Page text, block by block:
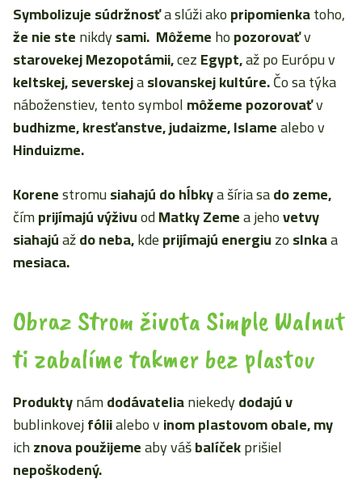
Symbolizuje súdržnosťa slúži akopripomienkatoho,
že nie stenikdysami. Môžemehopozorovaťv
starovekej Mezopotámii,cezEgypt,až po Európu v
keltskej, severskejaslovanskej kultúre.Čo sa týka
náboženstiev, tento symbolmôžeme pozorovaťv
budhizme, kresťanstve, judaizme, Islamealebo v
Hinduizme.
Korenestromusiahajú do hĺbkya šíria sado zeme,
čímprijímajú výživuodMatky Zemea jehovetvy
siahajúaždo neba,kdeprijímajú energiuzoslnkaa
mesiaca.
Obraz Strom života Simple Walnut
ti zabalíme takmer bez plastov
Produktynámdodávatelianiekedydodajúv
bublinkovejfóliialebo vinom plastovom obale, my
ichznova použijemeaby vášbalíčekprišiel
nepoškodený.